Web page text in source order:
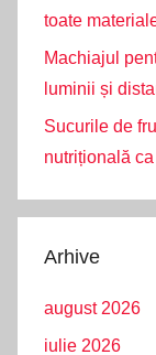
toate
Machiajul
luminii și
Sucurile de
nutrițională
Arhive
august 2026
iulie 2026